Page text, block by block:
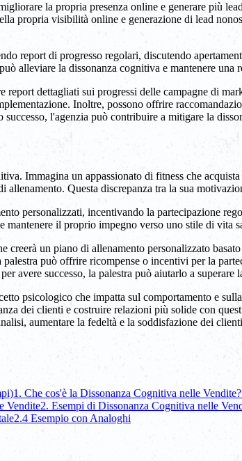
la propria presenza online e generare più
propria visibilità online e generazione di lead
report di progresso regolari, discutendo
alleviare la dissonanza cognitiva e mantenere
dettagliati sui progressi delle campagne di
Inoltre, possono offrire
l'agenzia può contribuire a mitigare la
Immagina un appassionato di fitness che
Questa discrepanza tra la sua
personalizzati, incentivando la partecipazione
mantenere il proprio impegno verso uno stile di vita
creerà un piano di allenamento personalizzato
può offrire ricompense o incentivi per la
avere successo, la palestra può aiutarlo a
psicologico che impatta sul comportamento e
dei clienti e costruire relazioni più solide con
aumentare la fedeltà e la soddisfazione dei
1. Che cos'è la Dissonanza Cognitiva nelle Vendite?
Vendite2. Esempi di Dissonanza Cognitiva nelle
2.4 Esempio con Analoghi